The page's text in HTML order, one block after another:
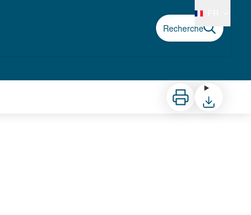
Recherche
Imprimer Télécharger